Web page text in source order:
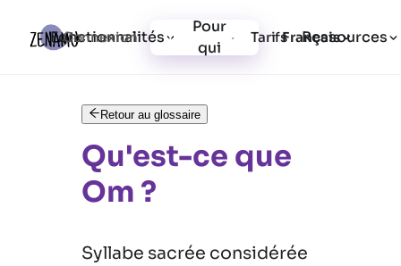
Fonctionnalités
Pour
qui
Tarifs Ressources
Connexion Inscription Français
Retour au glossaire
Qu'est-ce que
Om ?
Syllabe sacrée considérée